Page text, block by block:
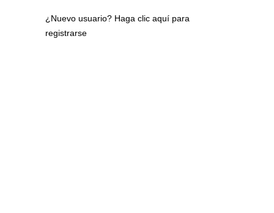
¿Nuevo usuario? Haga clic aquí para
registrarse